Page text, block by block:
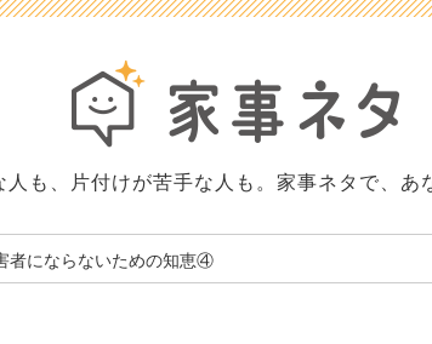
も、片付けが苦手な人も。家事ネタで、あ
者にならないための知恵④